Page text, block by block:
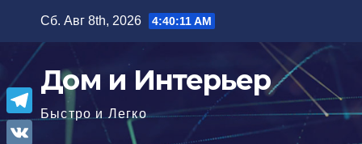
содержимому
Сб. Авг 8th, 2026 4:40:12 AM
Дом и Интерьер
Быстро и Легко
T